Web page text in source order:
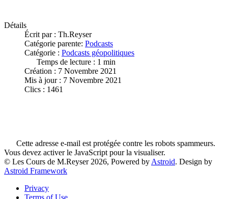
Détails
Écrit par : Th.Reyser
Catégorie parente: Podcasts
Catégorie : Podcasts géopolitiques
Temps de lecture : 1 min
Création : 7 Novembre 2021
Mis à jour : 7 Novembre 2021
Clics : 1461
Cette adresse e-mail est protégée contre les robots spammeurs.
Vous devez activer le JavaScript pour la visualiser.
© Les Cours de M.Reyser 2026, Powered by Astroid. Design by
Astroid Framework
Privacy